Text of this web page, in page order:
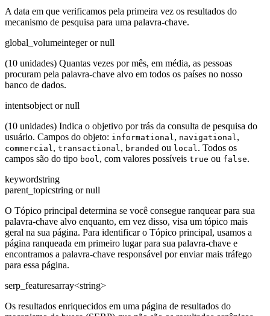
A data em que verificamos pela primeira vez os resultados do
mecanismo de pesquisa para uma palavra-chave.
global_volumeinteger or null
(10 unidades) Quantas vezes por mês, em média, as pessoas
procuram pela palavra-chave alvo em todos os países no nosso
banco de dados.
intentsobject or null
(10 unidades) Indica o objetivo por trás da consulta de pesquisa do
usuário. Campos do objeto: informational, navigational,
commercial, transactional, branded ou local. Todos os
campos são do tipo bool, com valores possíveis true ou false.
keywordstring
parent_topicstring or null
O Tópico principal determina se você consegue ranquear para sua
palavra-chave alvo enquanto, em vez disso, visa um tópico mais
geral na sua página. Para identificar o Tópico principal, usamos a
página ranqueada em primeiro lugar para sua palavra-chave e
encontramos a palavra-chave responsável por enviar mais tráfego
para essa página.
serp_featuresarray<string>
Os resultados enriquecidos em uma página de resultados do